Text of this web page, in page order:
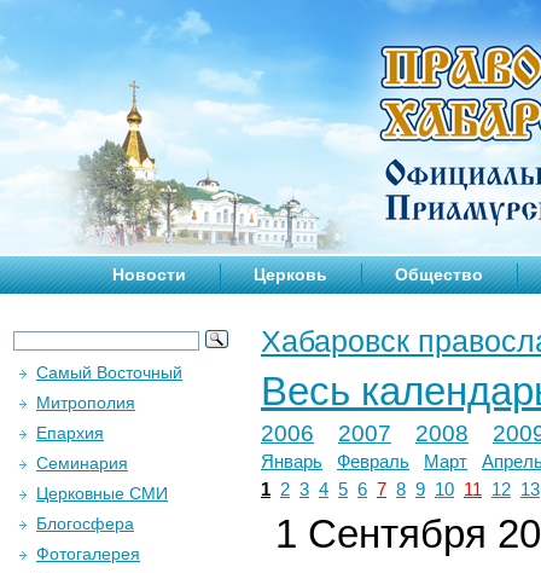
Новости Церковь Общество
Хабаровск
Весь
2006 2007 2008
Январь Февраль Март
1 2 3 4 5 6 7 8 9 10 11 12 13
1 Сентября
Самый Восточный
Митрополия
Епархия
Семинария
Церковные СМИ
Блогосфера
Фотогалерея